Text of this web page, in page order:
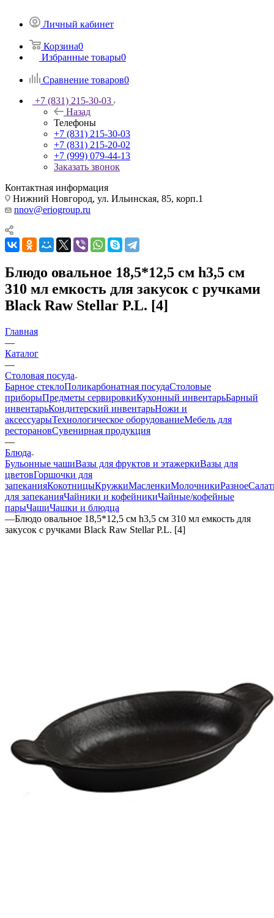
Личный кабинет
Корзина0
Избранные товары0
Сравнение товаров0
+7 (831) 215-30-03
Назад
Телефоны
+7 (831) 215-30-03
+7 (831) 215-20-02
+7 (999) 079-44-13
Заказать звонок
Контактная информация
Нижний Новгород, ул. Ильинская, 85, корп.1
nnov@eriogroup.ru
Блюдо овальное 18,5*12,5 см h3,5 см
310 мл емкость для закусок с ручками
Black Raw Stellar P.L. [4]
Главная
—
Каталог
—
Столовая посуда
Барное стеклоПоликарбонатная посудаСтоловые
приборыПредметы сервировкиКухонный инвентарьБарный
инвентарьКондитерский инвентарьНожи и
аксессуарыТехнологическое оборудованиеМебель для
ресторановСувенирная продукция
—
Блюда
Бульонные чашиВазы для фруктов и этажеркиВазы для
цветовГоршочки для
запеканияКокотницыКружкиМасленкиМолочникиРазное
для запеканияЧайники и кофейникиЧайные/кофейные
парыЧашиЧашки и блюдца
—Блюдо овальное 18,5*12,5 см h3,5 см 310 мл емкость для
закусок с ручками Black Raw Stellar P.L. [4]